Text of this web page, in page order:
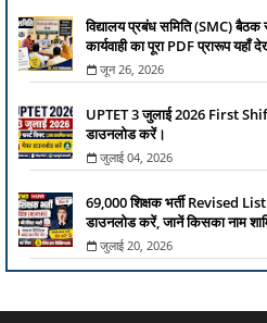
विद्यालय प्रबंध समिति (SMC)
कार्यवाही का पूरा PDF प्रारूप यहाँ
जून 26, 2026
UPTET 3 जुलाई 2026 First
डाउनलोड करें।
जुलाई 04, 2026
69,000 शिक्षक भर्ती Revised
डाउनलोड करें, जानें किसका नाम
जुलाई 20, 2026